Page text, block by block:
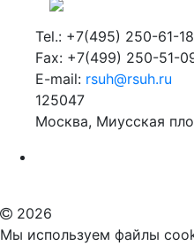
Tel.: +7(495) 250-61-18
Fax: +7(499) 250-51-
E-mail: rsuh@rsuh.ru
125047
Москва, Миусская
2026
Мы используем файлы